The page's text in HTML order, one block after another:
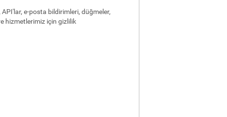
e-posta bildirimleri, düğmeler,
hizmetlerimiz için gizlilik